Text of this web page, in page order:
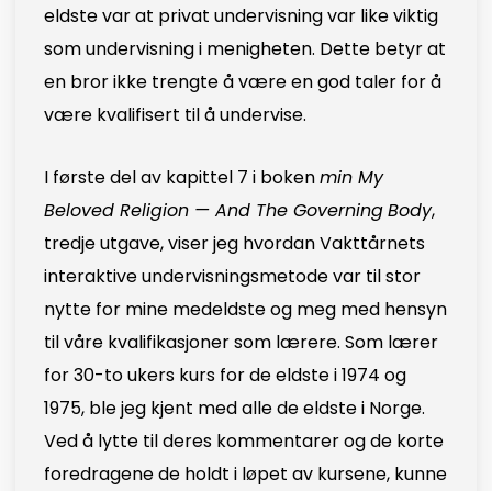
eldste var at privat undervisning var like viktig
som undervisning i menigheten. Dette betyr at
en bror ikke trengte å være en god taler for å
være kvalifisert til å undervise.
I første del av kapittel 7 i bokenmin My
Beloved Religion — And The GoverningBody,
tredje utgave, viser jeg hvordan Vakttårnets
interaktive undervisningsmetode var til stor
nytte for mine medeldste og meg med hensyn
til våre kvalifikasjoner som lærere. Som lærer
for 30-to ukers kurs for de eldste i 1974 og
1975, ble jeg kjent med alle de eldste i Norge.
Ved å lytte til deres kommentarer og de korte
foredragene de holdt i løpet av kursene, kunne